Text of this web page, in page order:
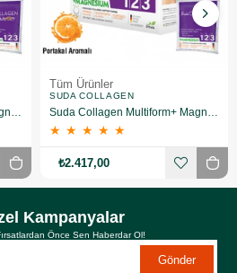
Suda Collagen Multiform+ Magnesium 30 x 15 gr - Portakal Aromalı
Tüm Ürünler
SUDA COLLAGEN
Suda Collagen Multiform+ Magnesium 30 x 15 gr - Portakal Aromalı 2 Adet
★ ★ ★ ★ ★
₺2.417,00
Kampanyalar
Önce Sen Haberdar Ol!
Gönder